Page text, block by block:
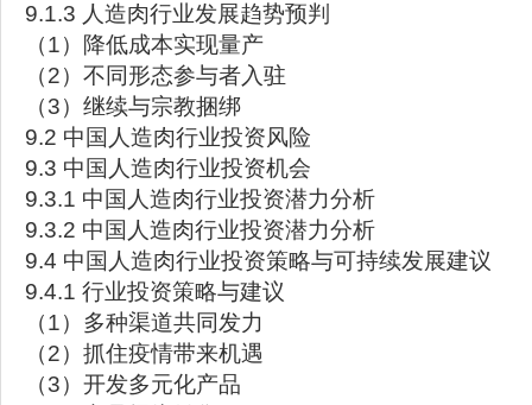
9.1.3 人造肉行业发展趋势预判
（1）降低成本实现量产
（2）不同形态参与者入驻
（3）继续与宗教捆绑
9.2 中国人造肉行业投资风险
9.3 中国人造肉行业投资机会
9.3.1 中国人造肉行业投资潜力分析
9.3.2 中国人造肉行业投资潜力分析
9.4 中国人造肉行业投资策略与可持续发展建议
9.4.1 行业投资策略与建议
（1）多种渠道共同发力
（2）抓住疫情带来机遇
（3）开发多元化产品